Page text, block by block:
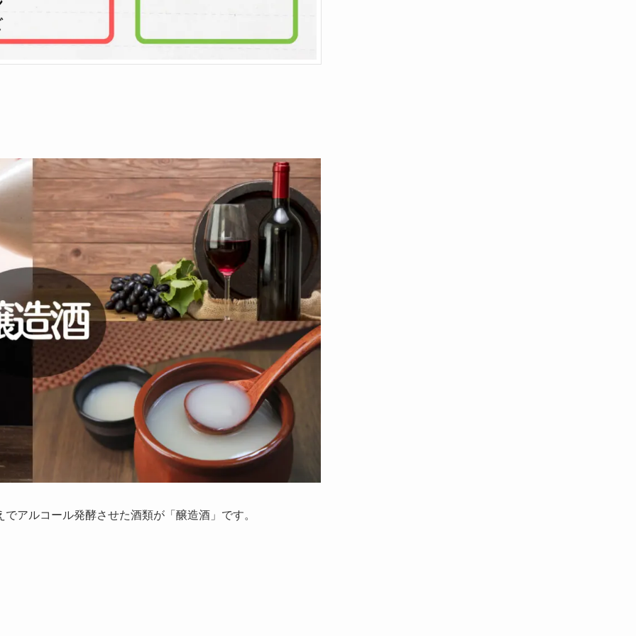
アルコール発酵させた酒類が「醸造酒」です。